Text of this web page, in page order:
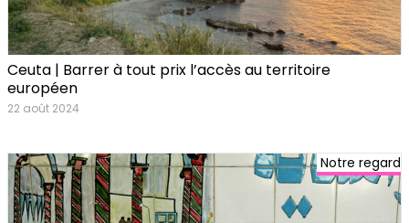
Ceuta | Barrer à tout prix l’accès au territoire
européen
22 août 2024
Notre regard